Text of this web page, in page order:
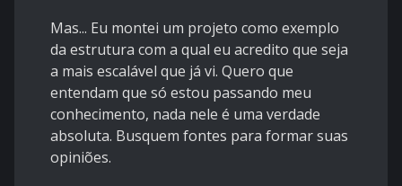
Mas... Eu montei um projeto como exemplo
da estrutura com a qual eu acredito que seja
a mais escalável que já vi. Quero que
entendam que só estou passando meu
conhecimento, nada nele é uma verdade
absoluta. Busquem fontes para formar suas
opiniões.